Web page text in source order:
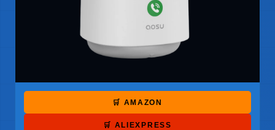
🛒 AMAZON
🛒 ALIEXPRESS